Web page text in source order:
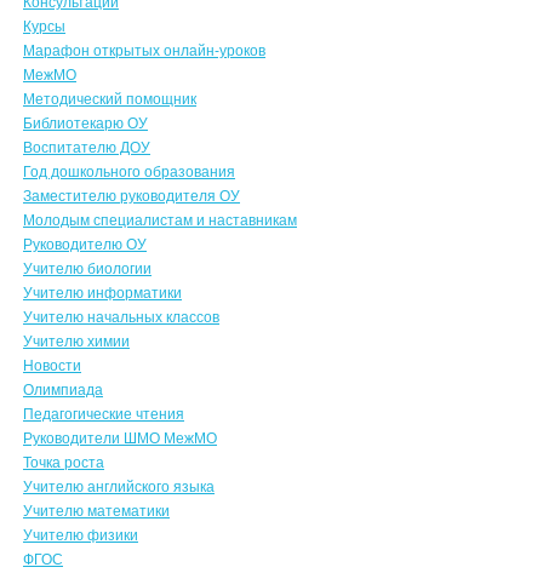
Курсы
Марафон открытых онлайн-уроков
МежМО
Методический помощник
Библиотекарю ОУ
Воспитателю ДОУ
Год дошкольного образования
Заместителю руководителя ОУ
Молодым специалистам и наставникам
Руководителю ОУ
Учителю биологии
Учителю информатики
Учителю начальных классов
Учителю химии
Новости
Олимпиада
Педагогические чтения
Руководители ШМО МежМО
Точка роста
Учителю английского языка
Учителю математики
Учителю физики
ФГОС